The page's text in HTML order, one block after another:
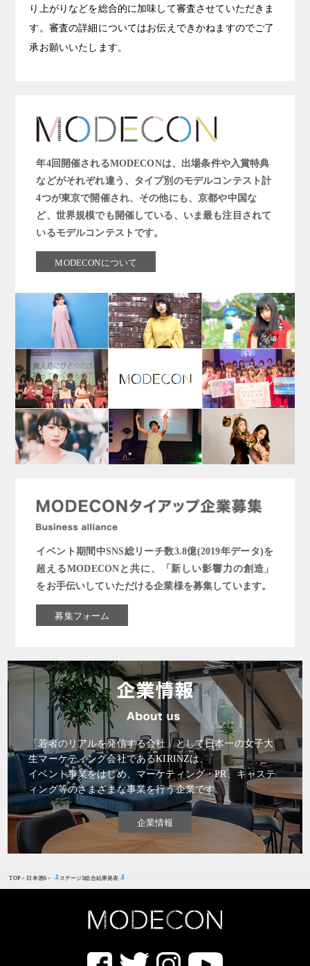
り上がりなどを総合的に加味して審査させていただきま
す。審査の詳細についてはお伝えできかねますのでご了
承お願いいたします。
年4回開催されるMODECONは、出場条件や入賞特典
などがそれぞれ違う、タイプ別のモデルコンテスト計
4つが東京で開催され、その他にも、京都や中国な
ど、世界規模でも開催している、いま最も注目されて
いるモデルコンテストです。
MODECONについて
イベント期間中SNS総リーチ数3.8億(2019年データ)を
超えるMODECONと共に、「新しい影響力の創造」
をお手伝いしていただける企業様を募集しています。
募集フォーム
「若者のリアルを発信する会社」として日本一の女子大
生マーケティング会社であるKIRINZは、
イベント事業をはじめ、マーケティング・PR、キャステ
ィング等のさまざまな事業を行う企業です。
企業情報
TOP> 日本酒6 > ステージ3総合結果発表